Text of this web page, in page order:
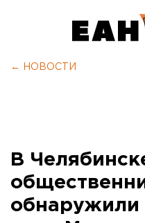
← НОВОСТИ
В
обнаружили